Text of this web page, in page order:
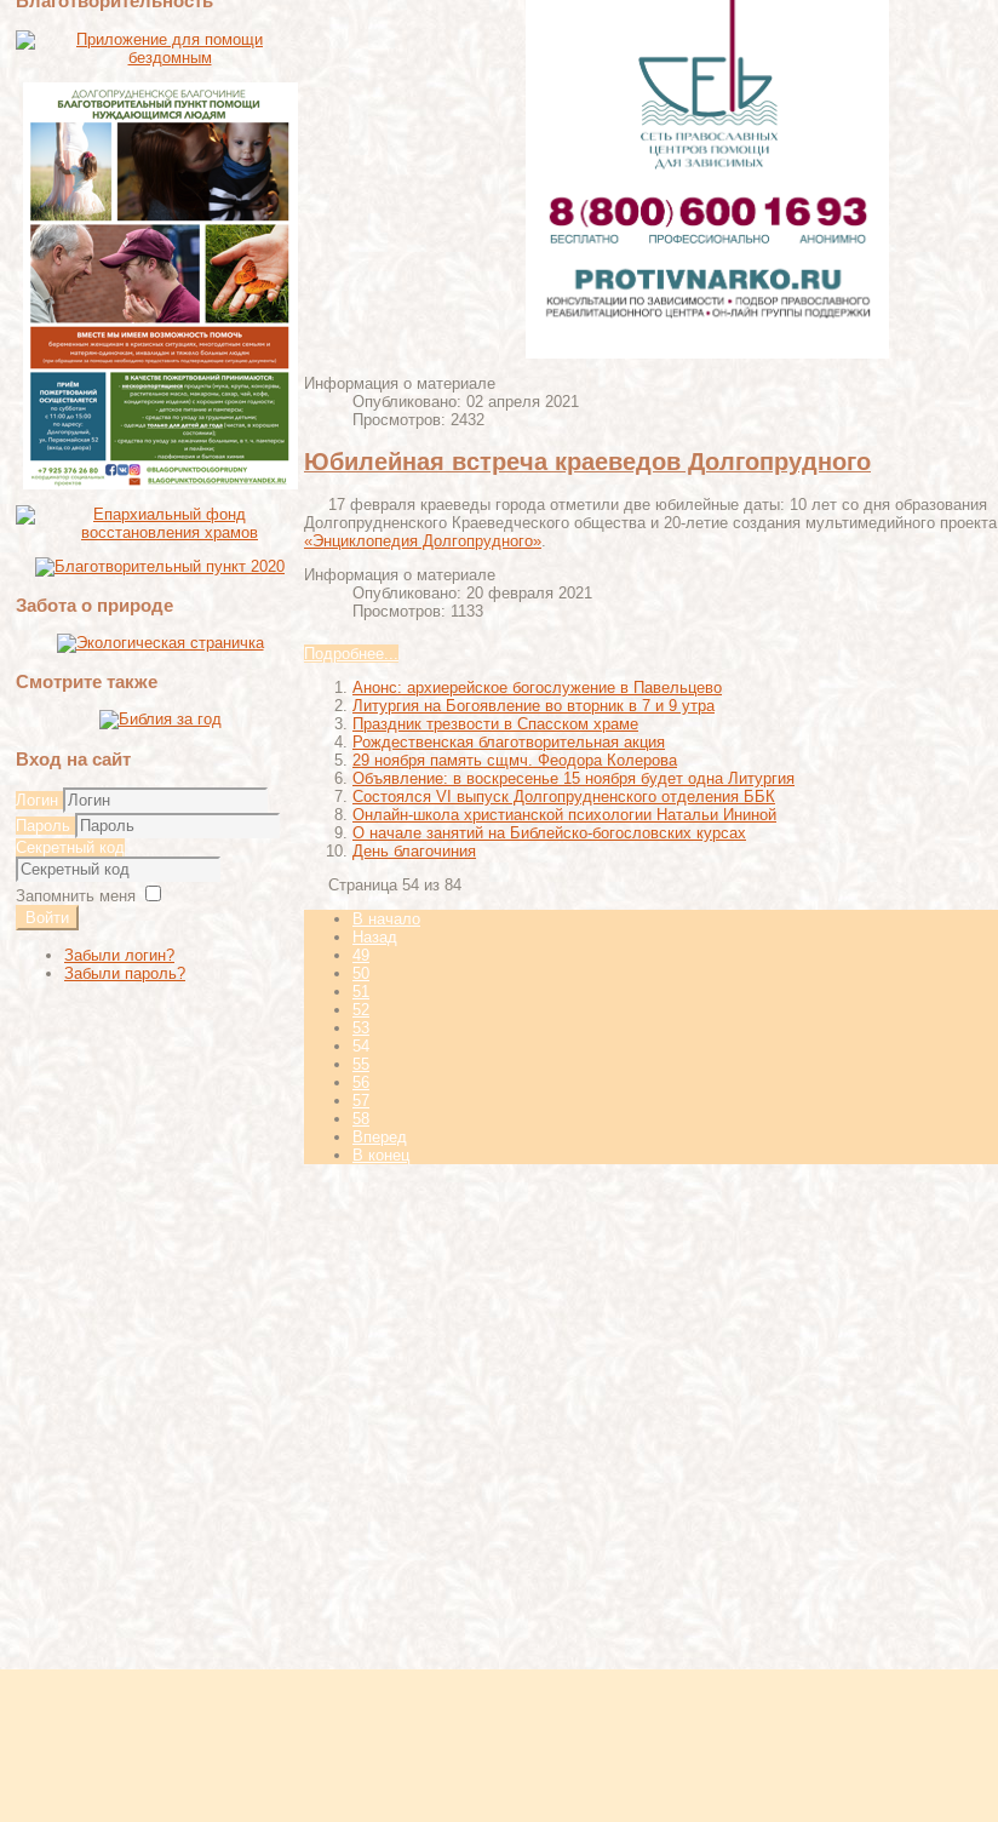
Забота о природе
Смотрите также
Вход на сайт
Логин
Пароль
Секретный код
Запомнить меня
Войти
Забыли логин?
Забыли пароль?
Информация о материале
Опубликовано: 02 апреля 2021
Просмотров: 2432
Юбилейная встреча краеведов Долгопрудного
17 февраля краеведы города отметили две юбилейные даты: 10 лет со дня образования
Долгопрудненского Краеведческого общества и 20-летие создания мультимедийного проекта
«Энциклопедия Долгопрудного».
Информация о материале
Опубликовано: 20 февраля 2021
Просмотров: 1133
Подробнее...
Анонс: архиерейское богослужение в Павельцево
Литургия на Богоявление во вторник в 7 и 9 утра
Праздник трезвости в Спасском храме
Рождественская благотворительная акция
29 ноября память сщмч. Феодора Колерова
Объявление: в воскресенье 15 ноября будет одна Литургия
Состоялся VI выпуск Долгопрудненского отделения ББК
Онлайн-школа христианской психологии Натальи Ининой
О начале занятий на Библейско-богословских курсах
День благочиния
Страница 54 из 84
В начало
Назад
49
50
51
52
53
54
55
56
57
58
Вперед
В конец